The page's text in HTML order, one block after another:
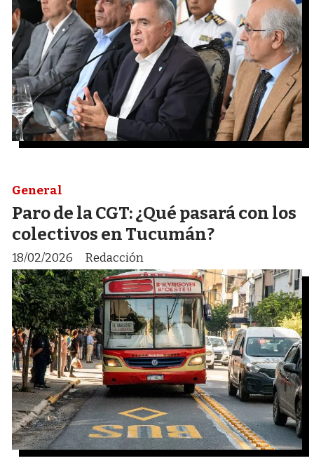
Paro de la CGT: ¿Qué pasará con los
colectivos en Tucumán?
Redacción
General
18/02/2026